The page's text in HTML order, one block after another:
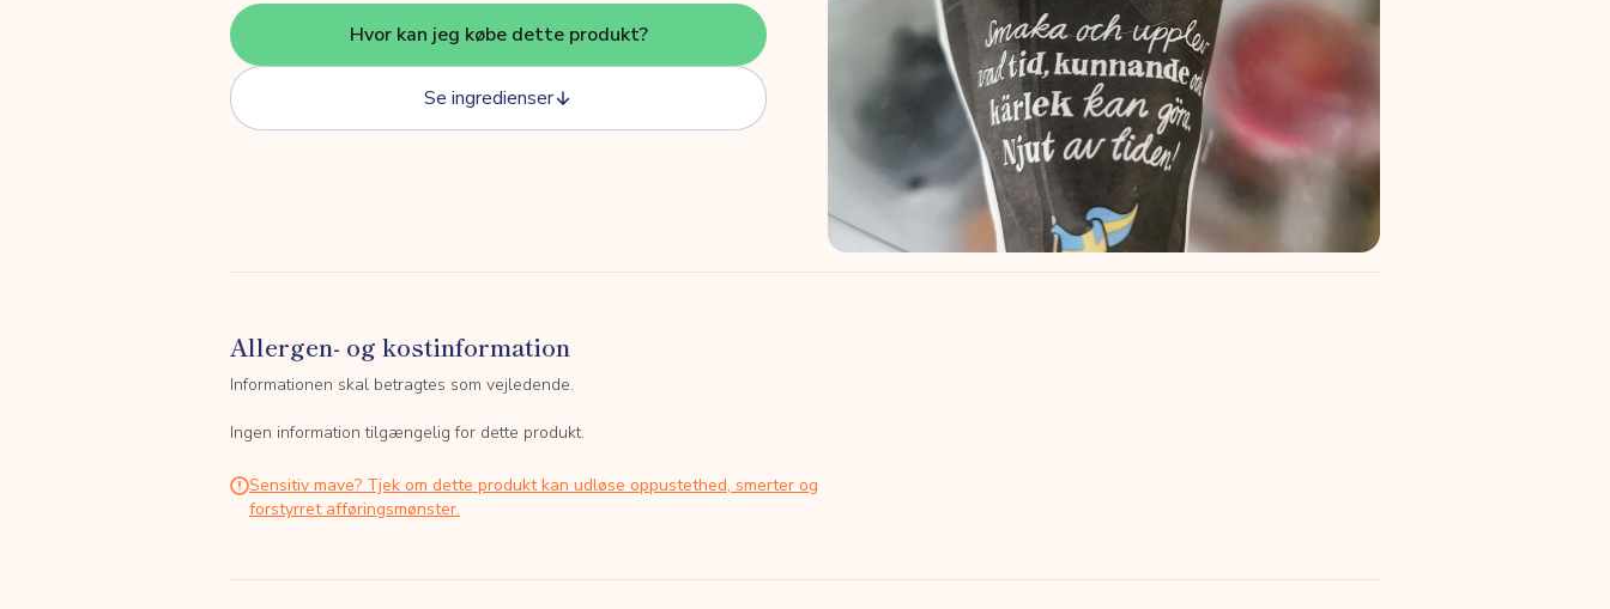
Hvor kan jeg købe dette produkt?
Se ingredienser
Allergen- og kostinformation
Informationen skal betragtes som vejledende.
Ingen information tilgængelig for dette produkt.
Sensitiv mave? Tjek om dette produkt kan udløse oppustethed, smerter og
forstyrret afføringsmønster.